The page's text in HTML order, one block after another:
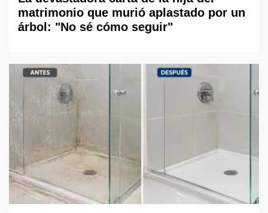
matrimonio que murió aplastado por un
árbol: "No sé cómo seguir"